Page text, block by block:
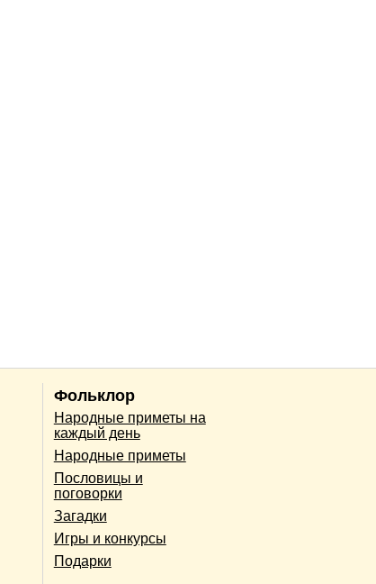
Фольклор
Народные приметы на
каждый день
Народные приметы
Пословицы и
поговорки
Загадки
Игры и конкурсы
Подарки